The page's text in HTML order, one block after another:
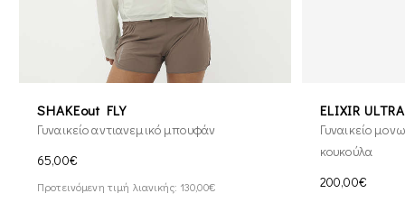
SHAKEout FLY
Γυναικείο αντιανεμικό μπουφάν
65,00€
Προτεινόμενη τιμή λιανικής: 130,00€
ELIXIR
Γυναικείο
κουκούλα
200,00€